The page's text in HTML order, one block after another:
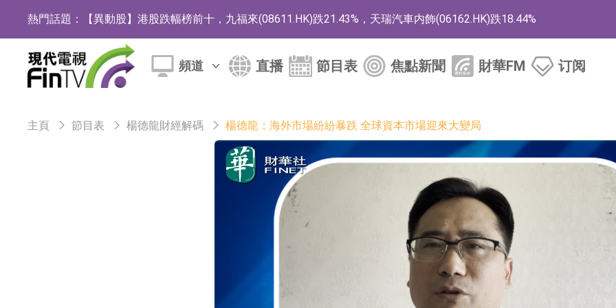
熱門話題： 【異動股】港股跌幅榜前十，九福來(08611.HK)跌21.43%，天瑞汽車内飾(06162.HK)跌18.44%
【異動股】港股漲幅榜前十，佳明集團控股(01271.HK)漲+78.22%，拿森科技(02261.HK)漲+64.11%
斯迪克：公司為國內摺疊屏核心功能材料供應商
聚辰股份：公司VPD芯片已順利通過目標客戶的測試認證
上期所：7月份對11個實際控制關系賬戶組採取限制開倉的監管措施
特發服務：成功中標嗶哩嗶哩上海濱江總部物業服務項目
亞太股份：公司是零跑汽車和Stellantis集團的供應商
理工雷科面向邊緣AI場景推出"山海"系列智算模組 系列產品基於國產CPU與GPU構建
頻道 直播 節目表 焦點新聞 財華FM 订阅
主頁 節目表 楊德龍財經解碼 楊德龍：海外市場紛紛暴跌 全球資本市場迎來大變局